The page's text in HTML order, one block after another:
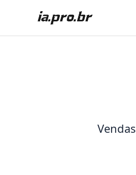
Vendas